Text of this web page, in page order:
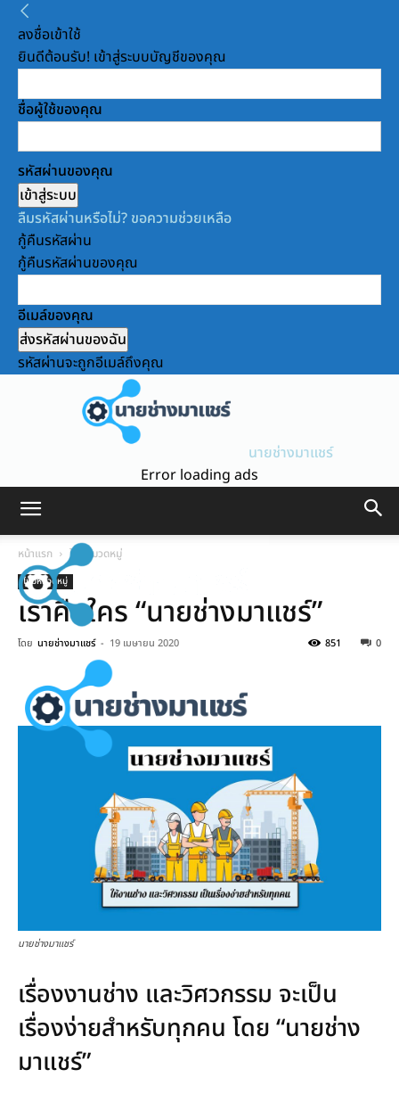
ลงชื่อเข้าใช้
ยินดีต้อนรับ! เข้าสู่ระบบบัญชีของคุณ
ชื่อผู้ใช้ของคุณ
รหัสผ่านของคุณ
ลืมรหัสผ่านหรือไม่? ขอความช่วยเหลือ
กู้คืนรหัสผ่าน
กู้คืนรหัสผ่านของคุณ
อีเมล์ของคุณ
รหัสผ่านจะถูกอีเมล์ถึงคุณ
นายช่างมาแชร์
Error loading ads
หน้าแรก ไม่มีหมวดหมู่
ไม่มีหมวดหมู่
เราคือใคร “นายช่างมาแชร์”
โดย นายช่างมาแชร์ - 19 เมษายน 2020 0
851
นายช่างมาแชร์
เรื่องงานช่าง และวิศวกรรม จะเป็น
เรื่องง่ายสำหรับทุกคน โดย “นายช่าง
มาแชร์”